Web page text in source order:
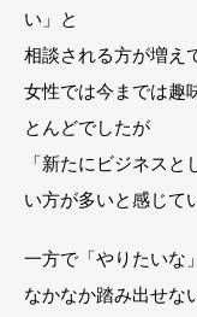
い」と
相談される方が増え
女性では今までは趣
とんどでしたが
「新たにビジネス
い方が多いと感じて
一方で「やりたいな
なかなか踏み出せな